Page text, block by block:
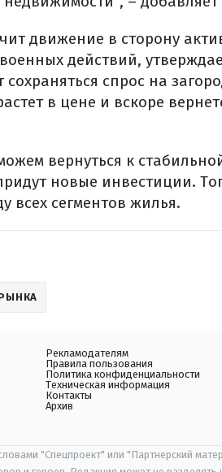
движение в сторону
действий,
сохраняться спрос на
в цене и вскоре
вернуться к
новые инвестиции.
всех сегментов жилья.
Рекламодателям
Правила пользования
Политика конфиденциальности
Техническая информация
Контакты
Архив
"Спецпроект" или "Партнерский